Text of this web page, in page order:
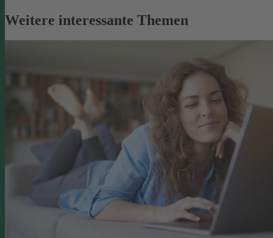
Weitere interessante Themen